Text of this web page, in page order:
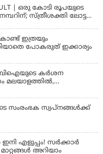
| ഒരു കോടി രൂപയുടെ
സ്ത്രീശക്തി ലോട്ടറി
ഇത്രയും
പോകരുത് ഇക്കാര്യം
കർശന
മലയാളത്തിൽ,
സംരംഭക സ്വപ്നങ്ങൾക്ക്
എളുപ്പം! സർക്കാർ
അറിയാം